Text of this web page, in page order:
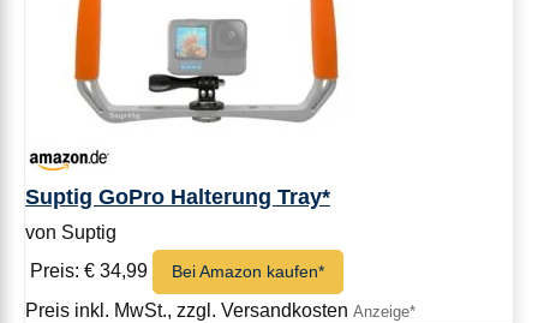
Suptig GoPro Halterung Tray*
von Suptig
Preis: € 34,99
Bei Amazon kaufen*
Preis inkl. MwSt., zzgl. Versandkosten